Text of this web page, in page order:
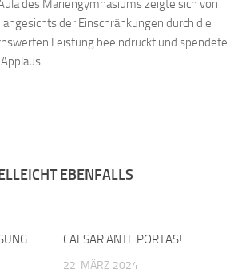
des Mariengymnasiums zeigte sich von
der Einschränkungen durch die
Leistung beeindruckt und spendete
EBENFALLS
CAESAR ANTE PORTAS!
22. MÄRZ 2024